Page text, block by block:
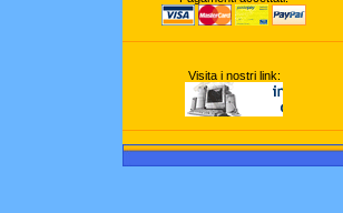
Visita i nostri link: